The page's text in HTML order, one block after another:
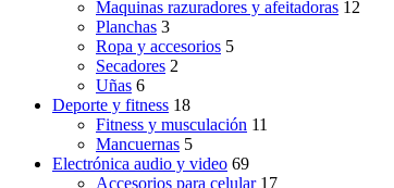
Maquinas razuradores y afeitadoras 12
Planchas 3
Ropa y accesorios 5
Secadores 2
Uñas 6
Deporte y fitness 18
Fitness y musculación 11
Mancuernas 5
Electrónica audio y video 69
Accesorios para celular 17